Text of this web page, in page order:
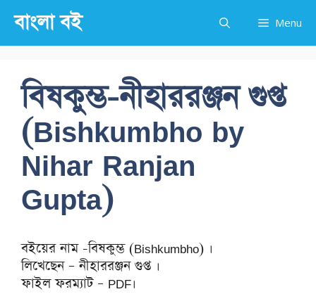
content
বাংলা বই Menu
বিষকুম্ভ-নীহাররঞ্জন গুপ্ত
(Bishkumbho by
Nihar Ranjan
Gupta)
বইয়ের নাম -বিষকুম্ভ (Bishkumbho) ।
লিখেছেন – নীহাররঞ্জন গুপ্ত ।
ফাইল ফরম্যাট – PDF।